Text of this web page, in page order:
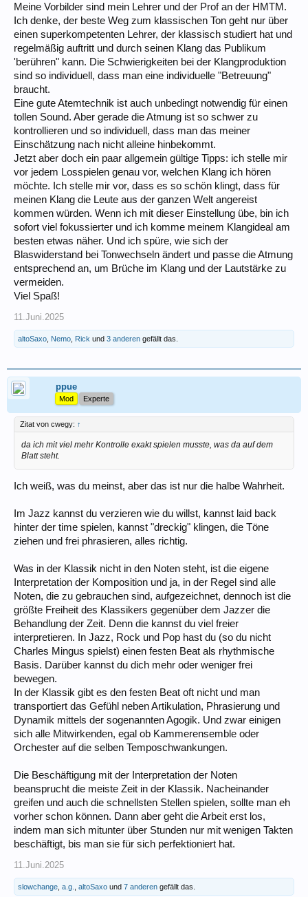
Meine Vorbilder sind mein Lehrer und der Prof an der HMTM.
Ich denke, der beste Weg zum klassischen Ton geht nur über
einen superkompetenten Lehrer, der klassisch studiert hat und
regelmäßig auftritt und durch seinen Klang das Publikum
'berühren" kann. Die Schwierigkeiten bei der Klangproduktion
sind so individuell, dass man eine individuelle "Betreuung"
braucht.
Eine gute Atemtechnik ist auch unbedingt notwendig für einen
tollen Sound. Aber gerade die Atmung ist so schwer zu
kontrollieren und so individuell, dass man das meiner
Einschätzung nach nicht alleine hinbekommt.
Jetzt aber doch ein paar allgemein gültige Tipps: ich stelle mir
vor jedem Losspielen genau vor, welchen Klang ich hören
möchte. Ich stelle mir vor, dass es so schön klingt, dass für
meinen Klang die Leute aus der ganzen Welt angereist
kommen würden. Wenn ich mit dieser Einstellung übe, bin ich
sofort viel fokussierter und ich komme meinem Klangideal am
besten etwas näher. Und ich spüre, wie sich der
Blaswiderstand bei Tonwechseln ändert und passe die Atmung
entsprechend an, um Brüche im Klang und der Lautstärke zu
vermeiden.
Viel Spaß!
11.Juni.2025
altoSaxo Nemo Rick und 3 anderen gefällt das.
ppue
Mod Experte
Zitat von cwegy: ↑
da ich mit viel mehr Kontrolle exakt spielen musste, was da auf dem
Blatt steht.
Ich weiß, was du meinst, aber das ist nur die halbe Wahrheit.
Im Jazz kannst du verzieren wie du willst, kannst laid back
hinter der time spielen, kannst "dreckig" klingen, die Töne
ziehen und frei phrasieren, alles richtig.
Was in der Klassik nicht in den Noten steht, ist die eigene
Interpretation der Komposition und ja, in der Regel sind alle
Noten, die zu gebrauchen sind, aufgezeichnet, dennoch ist die
größte Freiheit des Klassikers gegenüber dem Jazzer die
Behandlung der Zeit. Denn die kannst du viel freier
interpretieren. In Jazz, Rock und Pop hast du (so du nicht
Charles Mingus spielst) einen festen Beat als rhythmische
Basis. Darüber kannst du dich mehr oder weniger frei
bewegen.
In der Klassik gibt es den festen Beat oft nicht und man
transportiert das Gefühl neben Artikulation, Phrasierung und
Dynamik mittels der sogenannten Agogik. Und zwar einigen
sich alle Mitwirkenden, egal ob Kammerensemble oder
Orchester auf die selben Temposchwankungen.
Die Beschäftigung mit der Interpretation der Noten
beansprucht die meiste Zeit in der Klassik. Nacheinander
greifen und auch die schnellsten Stellen spielen, sollte man eh
vorher schon können. Dann aber geht die Arbeit erst los,
indem man sich mitunter über Stunden nur mit wenigen Takten
beschäftigt, bis man sie für sich perfektioniert hat.
11.Juni.2025
slowchange a.g. altoSaxo und 7 anderen gefällt das.